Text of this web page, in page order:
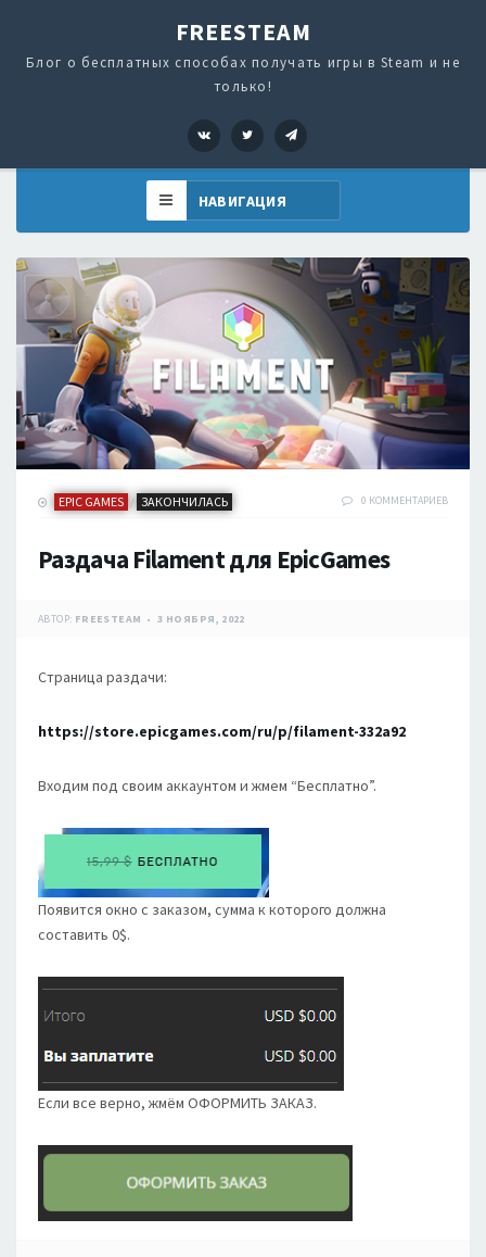
FREESTEAM
Блог о бесплатных способах получать игры в Steam и не
только!
VK Twitter
EPIC GAMES / ЗАКОНЧИЛАСЬ 0 КОММЕНТАРИЕВ
Раздача Filament для EpicGames
АВТОР: FREESTEAM 3 НОЯБРЯ, 2022
Страница раздачи:
https://store.epicgames.com/ru/p/filament-332a92
Входим под своим аккаунтом и жмем “Бесплатно”.
Появится окно с заказом, сумма к которого должна
составить 0$.
Если все верно, жмём ОФОРМИТЬ ЗАКАЗ.